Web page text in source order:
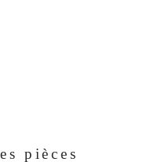
pièces